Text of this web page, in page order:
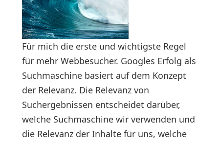
Für mich die erste und wichtigste Regel
für mehr Webbesucher. Googles Erfolg als
Suchmaschine basiert auf dem Konzept
der Relevanz. Die Relevanz von
Suchergebnissen entscheidet darüber,
welche Suchmaschine wir verwenden und
die Relevanz der Inhalte für uns, welche